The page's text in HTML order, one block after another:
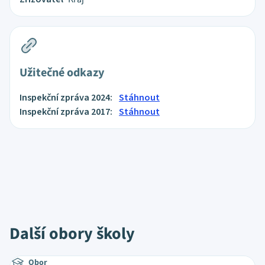
Užitečné odkazy
Inspekční zpráva 2024: Stáhnout
Inspekční zpráva 2017: Stáhnout
Další obory školy
Obor